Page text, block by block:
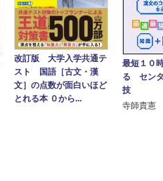
改訂版 大学入学共通テ
スト 国語［古文・漢
文］の点数が面白いほど
とれる本 ０から...
最短１０
る セン
技
寺師貴憲